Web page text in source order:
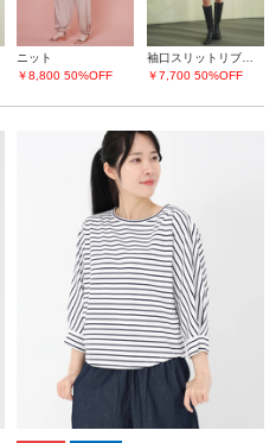
ニット
￥8,800 50%OFF
袖口スリットリブニット
￥7,700 50%OFF